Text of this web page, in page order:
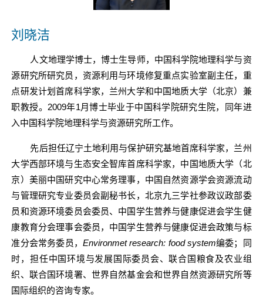
刘晓洁
人文地理学博士，博士生导师，中国科学院地理科学与资
源研究所研究员，资源利用与环境修复重点实验室副主任，重
点研发计划首席科学家，兰州大学和中国地质大学（北京）兼
职教授。 2009年1月博士毕业于中国科学院研究生院，同年进
入中国科学院地理科学与资源研究所工作。
先后担任辽宁土地利用与保护研究基地首席科学家，兰州
大学西部环境与生态安全智库首席科学家，中国地质大学（北
京）美丽中国研究中心常务理事，中国自然资源学会资源流动
与管理研究专业委员会副秘书长，北京九三学社参政议政部委
员和资源环境委员会委员、中国学生营养与健康促进会学生健
康教育分会理事会委员，中国学生营养与健康促进会政策与标
准分会常务委员，Environmet research: food system编委；同
时，担任中国环境与发展国际委员会、联合国粮食及农业组
织、联合国环境署、世界自然基金会和世界自然资源研究所等
国际组织的咨询专家。